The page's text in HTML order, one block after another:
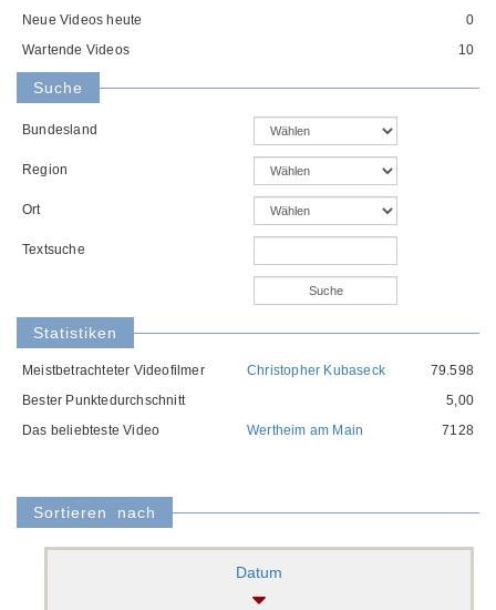
Neue Videos heute
0
Wartende Videos
10
Suche
Bundesland
Region
Ort
Textsuche
Statistiken
Meistbetrachteter Videofilmer Christopher Kubaseck
79.598
Bester Punktedurchschnitt
5,00
Das beliebteste Video
Wertheim am Main 7128
Sortieren nach
Datum